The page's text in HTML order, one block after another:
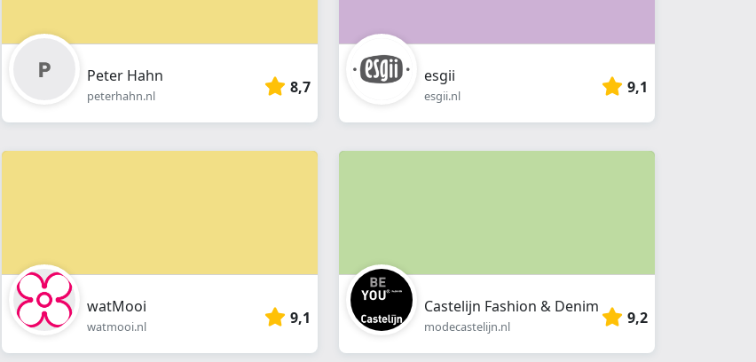
Peter Hahn
peterhahn.nl 8,7
esgii
esgii.nl 9,1
watMooi
watmooi.nl 9,1
Castelijn Fashion & Denim
modecastelijn.nl 9,2